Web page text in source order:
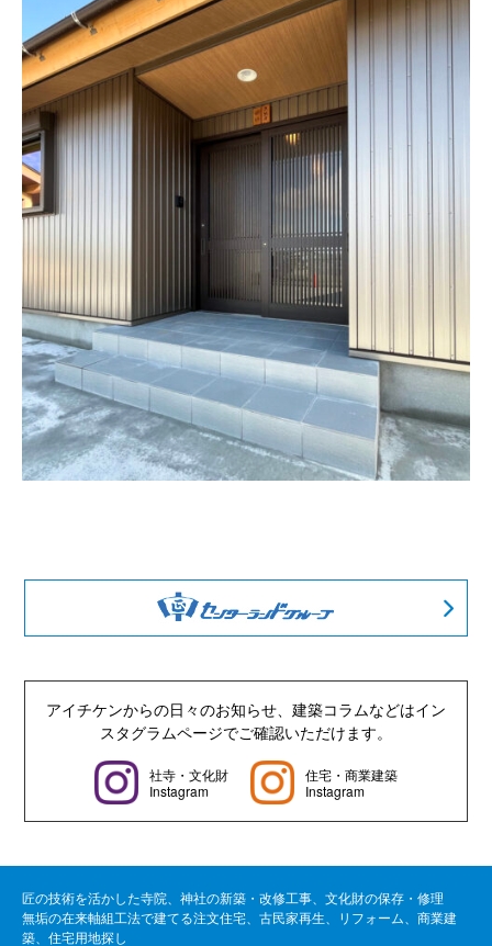
アイチケンからの日々のお知らせ、建築コラムなどはイン
スタグラムページでご確認いただけます。
社寺・文化財
Instagram
住宅・商業建築
Instagram
匠の技術を活かした寺院、神社の新築・改修工事、文化財の保存・修理
無垢の在来軸組工法で建てる注文住宅、古民家再生、リフォーム、商業建
築、住宅用地探し